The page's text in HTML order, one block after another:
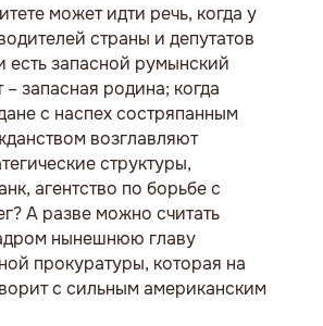
может идти речь, когда у
страны и депутатов
есть запасной румынский
– запасная родина; когда
с наспех состряпанным
возглавляют
структуры,
агентство по борьбе с
А разве можно считать
нынешнюю главу
прокуратуры, которая на
с сильным американским